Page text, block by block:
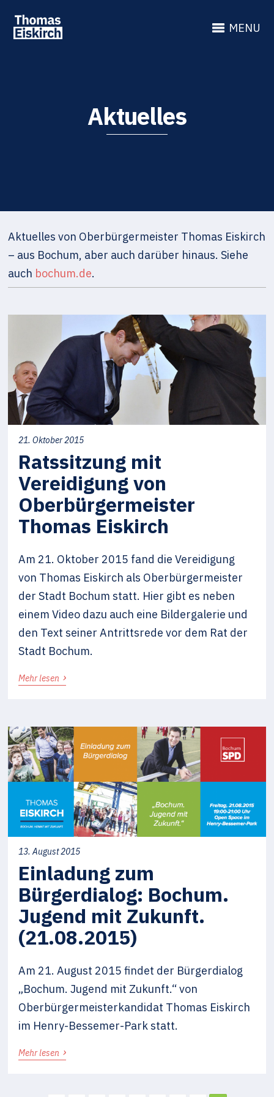
MENU
Aktuelles
Aktuelles von Oberbürgermeister Thomas Eiskirch
– aus Bochum, aber auch darüber hinaus. Siehe
auch bochum.de.
21. Oktober 2015
Ratssitzung mit
Vereidigung von
Oberbürgermeister
Thomas Eiskirch
Am 21. Oktober 2015 fand die Vereidigung
von Thomas Eiskirch als Oberbürgermeister
der Stadt Bochum statt. Hier gibt es neben
einem Video dazu auch eine Bildergalerie und
den Text seiner Antrittsrede vor dem Rat der
Stadt Bochum.
Mehr lesen ›
13. August 2015
Einladung zum
Bürgerdialog: Bochum.
Jugend mit Zukunft.
(21.08.2015)
Am 21. August 2015 findet der Bürgerdialog
„Bochum. Jugend mit Zukunft.“ von
Oberbürgermeisterkandidat Thomas Eiskirch
im Henry-Bessemer-Park statt.
Mehr lesen ›